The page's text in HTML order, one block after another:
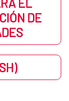
EL
DE